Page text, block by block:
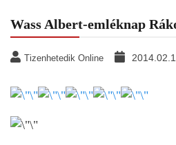
Wass Albert-emléknap
Tizenhetedik Online